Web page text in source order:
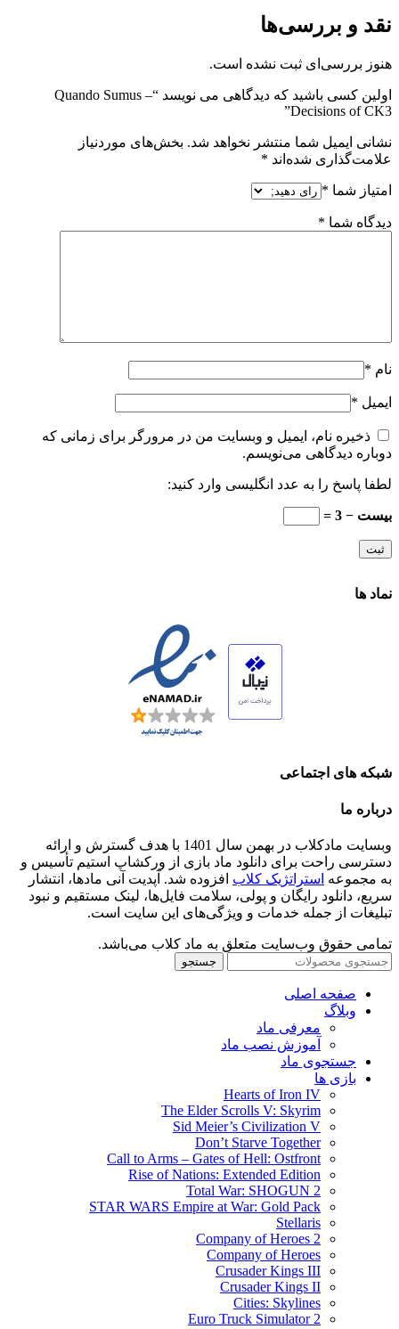
نقد و بررسی‌ها
هنوز بررسی‌ای ثبت نشده است.
اولین کسی باشید که دیدگاهی می نویسد “Quando Sumus –
Decisions of CK3”
نشانی ایمیل شما منتشر نخواهد شد. بخش‌های موردنیاز
علامت‌گذاری شده‌اند *
امتیاز شما *
دیدگاه شما *
نام *
ایمیل *
ذخیره نام، ایمیل و وبسایت من در مرورگر برای زمانی که
دوباره دیدگاهی می‌نویسم.
لطفا پاسخ را به عدد انگلیسی وارد کنید:
بیست − 3 =
نماد ها
شبکه های اجتماعی
درباره ما
وبسایت مادکلاب در بهمن سال 1401 با هدف گسترش و ارائه
دسترسی راحت برای دانلود ماد بازی از ورکشاپ استیم تأسیس و
به مجموعه استراتژیک کلاب افزوده شد. آپدیت آنی مادها، انتشار
سریع، دانلود رایگان و پولی، سلامت فایل‌ها، لینک مستقیم و نبود
تبلیغات از جمله خدمات و ویژگی‌های این سایت است.
تمامی حقوق وب‌سایت متعلق به ماد کلاب می‌باشد.
جستجو
صفحه اصلی
وبلاگ
معرفی ماد
آموزش نصب ماد
جستجوی ماد
بازی ها
Hearts of Iron IV
The Elder Scrolls V: Skyrim
Sid Meier’s Civilization V
Don’t Starve Together
Call to Arms – Gates of Hell: Ostfront
Rise of Nations: Extended Edition
Total War: SHOGUN 2
STAR WARS Empire at War: Gold Pack
Stellaris
Company of Heroes 2
Company of Heroes
Crusader Kings III
Crusader Kings II
Cities: Skylines
Euro Truck Simulator 2